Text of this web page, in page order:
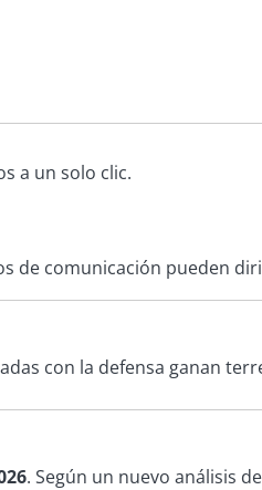
a un solo clic.
de comunicación pueden
con la defensa ganan
. Según un nuevo análisis